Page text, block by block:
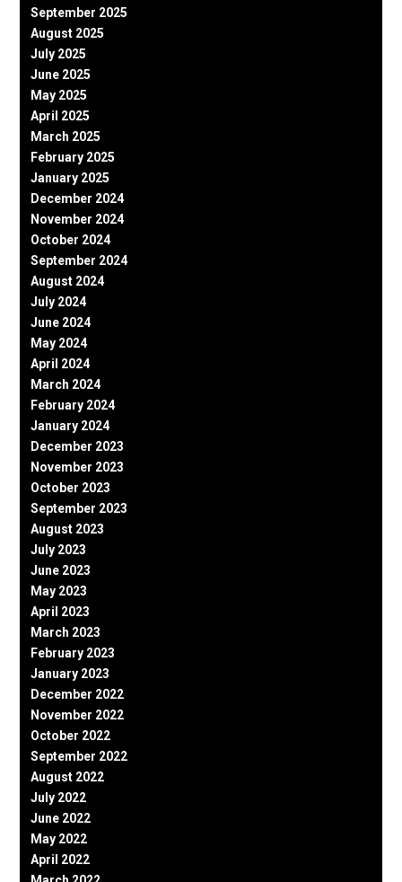
September 2025
August 2025
July 2025
June 2025
May 2025
April 2025
March 2025
February 2025
January 2025
December 2024
November 2024
October 2024
September 2024
August 2024
July 2024
June 2024
May 2024
April 2024
March 2024
February 2024
January 2024
December 2023
November 2023
October 2023
September 2023
August 2023
July 2023
June 2023
May 2023
April 2023
March 2023
February 2023
January 2023
December 2022
November 2022
October 2022
September 2022
August 2022
July 2022
June 2022
May 2022
April 2022